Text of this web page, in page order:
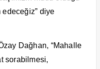
edeceğiz” diye
Dağhan, “Mahalle
sorabilmesi,